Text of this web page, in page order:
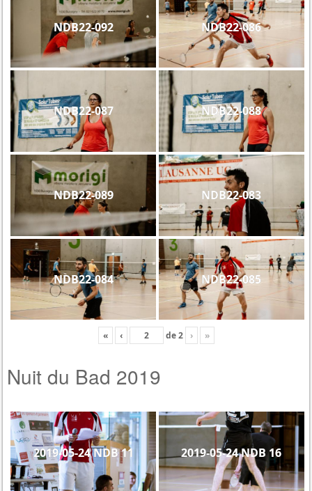
NDB22-092 NDB22-086
NDB22-087 NDB22-088
NDB22-089 NDB22-083
NDB22-084 NDB22-085
« ‹ de2 › »
Nuit du Bad 2019
2019-05-24 NDB 11 2019-05-24 NDB 16